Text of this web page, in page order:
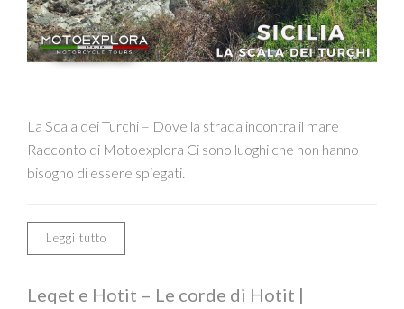
La Scala dei Turchi – Dove la strada incontra il mare |
Racconto di Motoexplora Ci sono luoghi che non hanno
bisogno di essere spiegati.
Leggi tutto
Leqet e Hotit – Le corde di Hotit |